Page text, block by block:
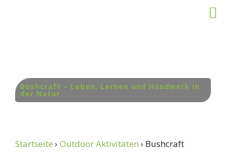
Bushcraft – Leben, Lernen und Handwerk in
der Natur
Startseite › Outdoor Aktivitäten › Bushcraft